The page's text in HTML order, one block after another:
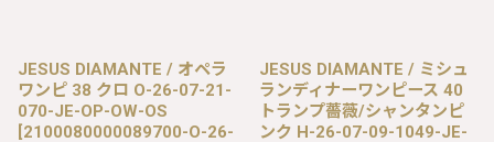
JESUS DIAMANTE / オペラ
ワンピ 38 クロ O-26-07-21-
070-JE-OP-OW-OS
[2100080000089700-O-26-
JESUS DIAMANTE / ミシュ
ランディナーワンピース 40
トランプ薔薇/シャンタンピ
ンク H-26-07-09-1049-JE-